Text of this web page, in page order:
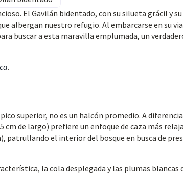
El Gavilán bidentado, con su silueta grácil y
albergan nuestro refugio. Al embarcarse en su
buscar a esta maravilla emplumada, un
.
superior, no es un halcón promedio. A diferencia
de largo) prefiere un enfoque de caza más
patrullando el interior del bosque en busca de
la cola desplegada y las plumas blancas